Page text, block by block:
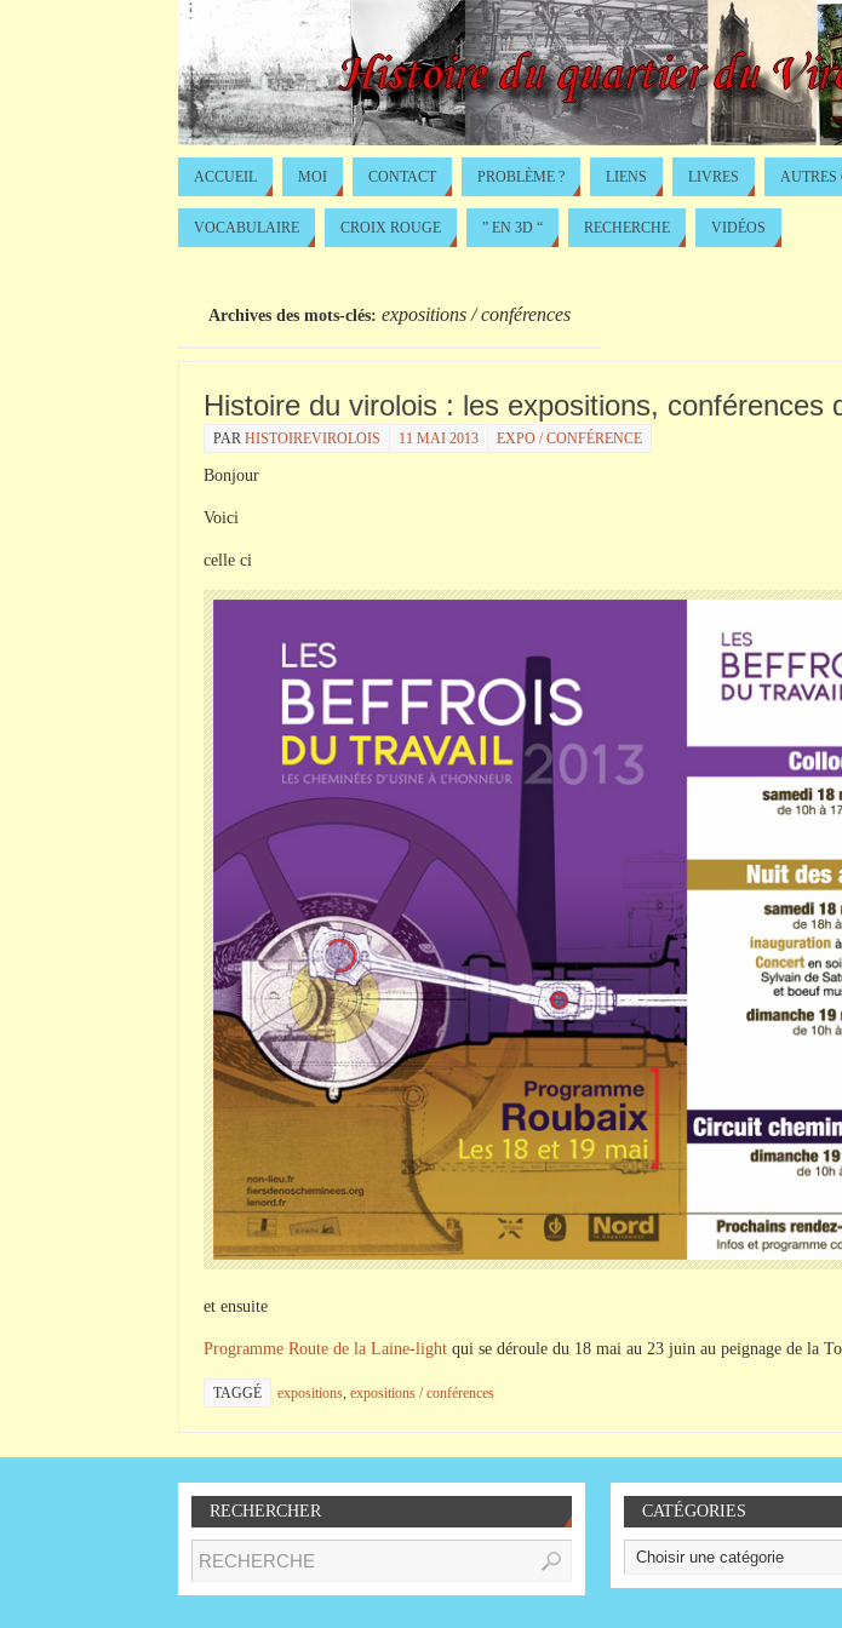
ACCUEIL MOI CONTACT PROBLÈME ? LIENS LIVRES AUTRES
VOCABULAIRE CROIX ROUGE ” EN 3D “ RECHERCHE VIDÉOS
Archives des mots-clés: expositions / conférences
Histoire du virolois : les expositions, conférences
PAR HISTOIREVIROLOIS 11 MAI 2013 EXPO / CONFÉRENCE
Bonjour
Voici
celle ci
et ensuite
Programme Route de la Laine-light qui se déroule du 18 mai au 23 juin au peignage de la
TAGGÉ expositions, expositions / conférences
RECHERCHER CATÉGORIES